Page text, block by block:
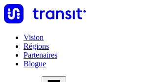
Vision
Régions
Partenaires
Blogue